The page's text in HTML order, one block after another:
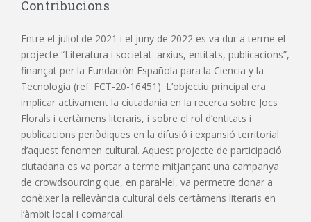
Contribucions
Entre el juliol de 2021 i el juny de 2022 es va dur a terme el
projecte “Literatura i societat: arxius, entitats, publicacions”,
finançat per la Fundación Española para la Ciencia y la
Tecnología (ref. FCT-20-16451). L’objectiu principal era
implicar activament la ciutadania en la recerca sobre Jocs
Florals i certàmens literaris, i sobre el rol d’entitats i
publicacions periòdiques en la difusió i expansió territorial
d’aquest fenomen cultural. Aquest projecte de participació
ciutadana es va portar a terme mitjançant una campanya
de crowdsourcing que, en paral•lel, va permetre donar a
conèixer la rellevància cultural dels certàmens literaris en
l’àmbit local i comarcal.